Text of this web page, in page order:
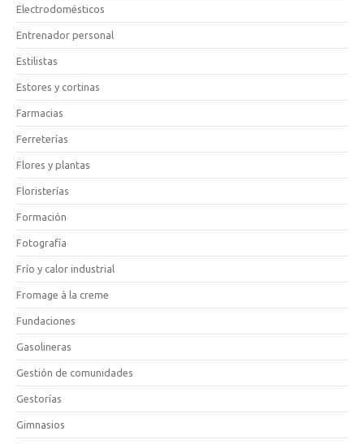
Electrodomésticos
Entrenador personal
Estilistas
Estores y cortinas
Farmacias
Ferreterías
Flores y plantas
Floristerías
Formación
Fotografía
Frío y calor industrial
Fromage à la creme
Fundaciones
Gasolineras
Gestión de comunidades
Gestorías
Gimnasios